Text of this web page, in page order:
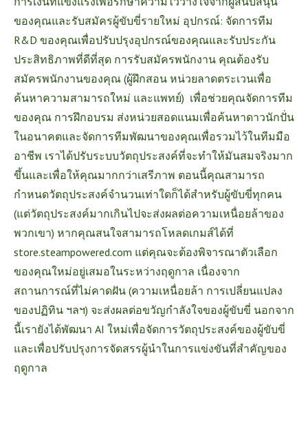
ของคุณและรับสมัครผู้ขับขี่รายใหม่ อุปกรณ์: จัดการทีม
R&D ของคุณเพื่อปรับปรุงอุปกรณ์ของคุณและรับประกัน
ประสิทธิภาพที่ดีที่สุด การรับสมัครพนักงาน คุณต้องรับ
สมัครพนักงานของคุณ (ผู้ฝึกสอน หน่วยลาดตระเวนเพื่อ
ค้นหาความสามารถใหม่ และแพทย์) เพื่อช่วยคุณจัดการทีม
ของคุณ การฝึกอบรม ส่งหน่วยสอดแนมเพื่อค้นหาดาวนักปั่น
ในอนาคตและจัดการทีมพัฒนาของคุณเพื่อรวมไว้ในทีมมือ
อาชีพ เราได้ปรับระบบวัตถุประสงค์ที่จะทำให้มันสมจริงมาก
ขึ้นและเพื่อให้คุณมากกว่าเสรีภาพ ตอนนี้คุณสามารถ
กำหนดวัตถุประสงค์จำนวนเท่าใดก็ได้สำหรับผู้ขับขี่ทุกคน
(แต่วัตถุประสงค์มากเกินไปจะส่งผลต่อความเหนื่อยล้าของ
พวกเขา) หากคุณสนใจสามารถโหลดเกมส์ได้ที่
store.steampowered.com แต่คุณจะต้องพิจารณาตัวเลือก
ของคุณใหม่อยู่เสมอในระหว่างฤดูกาล เนื่องจาก
สถานการณ์ที่ไม่คาดฝัน (ความเหนื่อยล้า การเปลี่ยนแปลง
ของปฏิทิน ฯลฯ) จะส่งผลต่อขวัญกำลังใจของผู้ขับขี่ นอกจาก
นี้เรายังได้พัฒนา AI ใหม่เพื่อจัดการวัตถุประสงค์ของผู้ขับขี่
และเพื่อปรับปรุงการจัดสรรผู้นำในการแข่งขันที่สำคัญของ
ฤดูกาล